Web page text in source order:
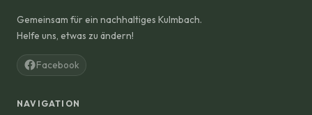
Gemeinsam für ein nachhaltiges Kulmbach.
Helfe uns, etwas zu ändern!
Facebook
NAVIGATION